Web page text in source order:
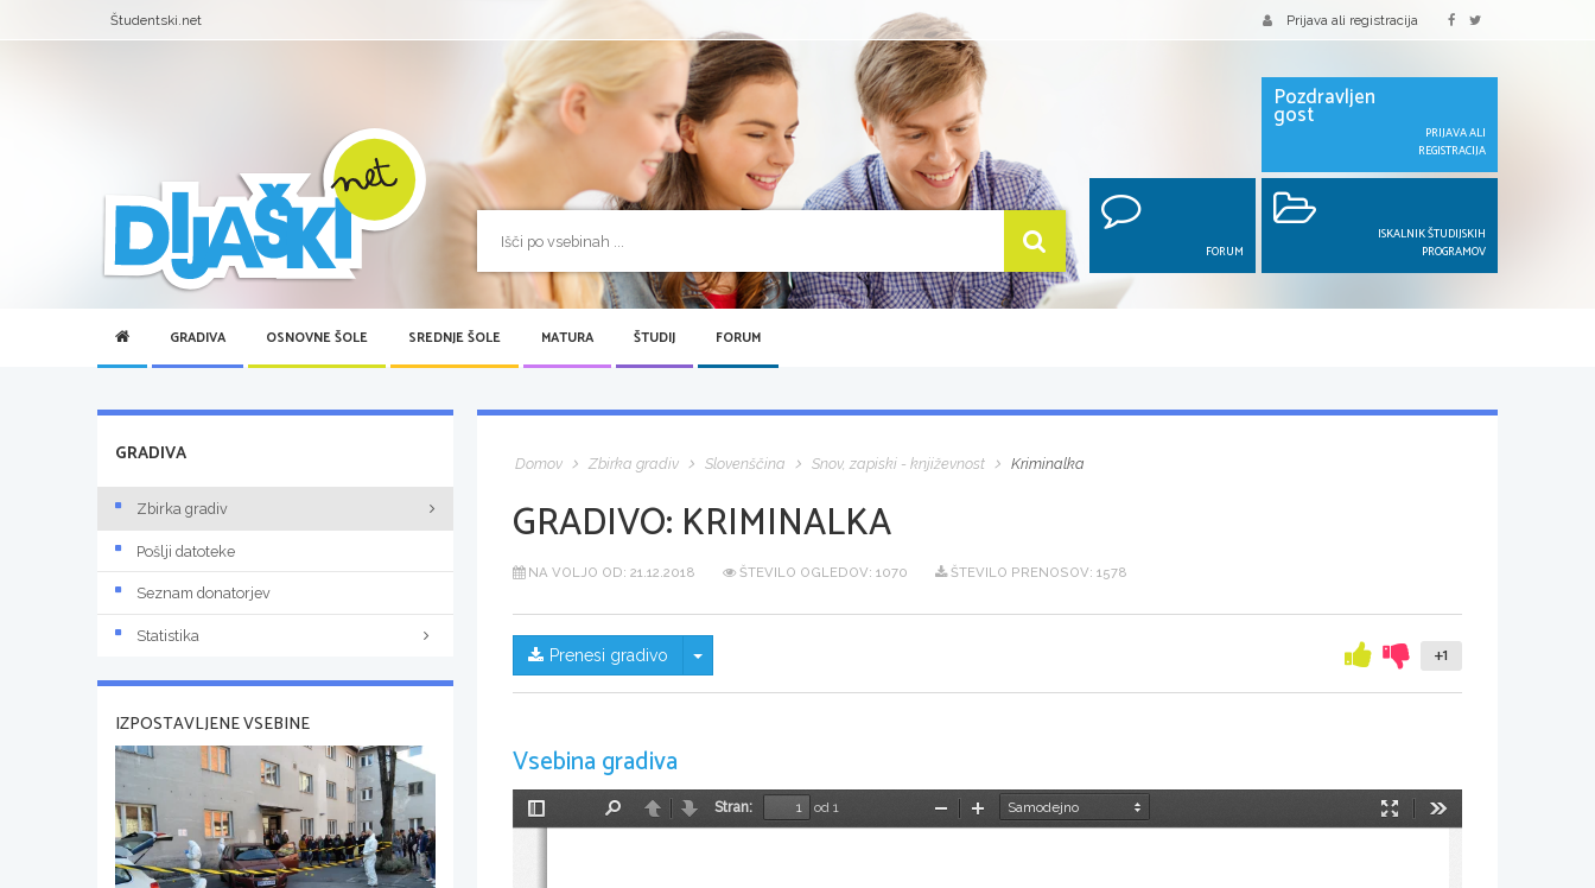
Študentski.net Prijava ali registracija
Pozdravljen
gost
PRIJAVA ALI
REGISTRACIJA
FORUM
ISKALNIK ŠTUDIJSKIH
PROGRAMOV
GRADIVA OSNOVNE ŠOLE SREDNJE ŠOLE MATURA ŠTUDIJ FORUM
Domov Zbirka gradiv Slovenščina Snov, zapiski - književnost Kriminalka
GRADIVO: KRIMINALKA
NA VOLJO OD: 21.12.2018 ŠTEVILO OGLEDOV: 1070 ŠTEVILO PRENOSOV: 1578
Prenesi gradivo Skrij/prikaži meni +1
Vsebina gradiva
Preklopi
NazajNaprej
Stran:
od 1
Način
PomanjšajPovečaj
GRADIVA
Zbirka gradiv
Pošlji datoteke
Seznam donatorjev
Statistika
IZPOSTAVLJENE VSEBINE